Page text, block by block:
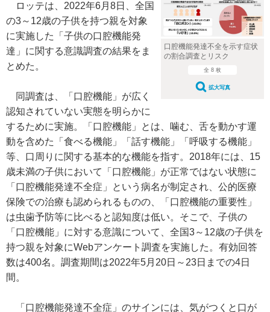
口腔機能発達不全を示す症状
の割合調査とリスク
全 8 枚
拡大写真
ロッテは、2022年6月8日、全国
の3～12歳の子供を持つ親を対象
に実施した「子供の口腔機能発
達」に関する意識調査の結果をま
とめた。
同調査は、「口腔機能」が広く
認知されていない実態を明らかに
するために実施。「口腔機能」とは、噛む、舌を動かす運
動を含めた「食べる機能」「話す機能」「呼吸する機能」
等、口周りに関する基本的な機能を指す。2018年には、15
歳未満の子供において「口腔機能」が正常ではない状態に
「口腔機能発達不全症」という病名が制定され、公的医療
保険での治療も認められるものの、「口腔機能の重要性」
は虫歯予防等に比べると認知度は低い。そこで、子供の
「口腔機能」に対する意識について、全国3～12歳の子供を
持つ親を対象にWebアンケート調査を実施した。有効回答
数は400名。調査期間は2022年5月20日～23日までの4日
間。
「口腔機能発達不全症」のサインには、気がつくと口が